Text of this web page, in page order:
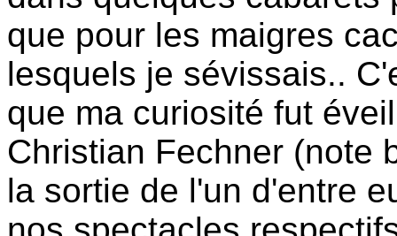
que pour les maigres
lesquels je sévissais..
que ma curiosité fut
Christian Fechner (note
la sortie de l'un d'entre